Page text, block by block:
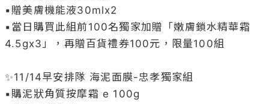
▪️贈美膚機能液30mlx2
▪️當日購買此組前100名獨家加贈「嫩膚鎖水精華霜
4.5gx3」，再贈百貨禮券100元，限量100組
✨11/14早安排隊 海泥面膜-忠孝獨家組
▪️購泥狀角質按摩霜 e 100g